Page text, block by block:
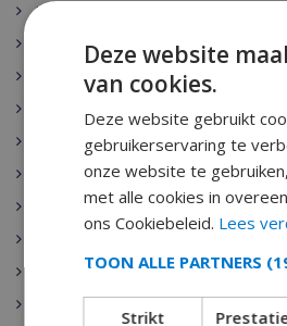
Escala
Palamos
Playa de Aro
Sant Antoni de Calonge
Tamariu
Pineda de Mar
Deze website
van cookies.
Deze website gebruikt
gebruikerservaring te
onze website te
met alle cookies in
ons Cookiebeleid. Lees
TOON ALLE PARTNERS
Strikt